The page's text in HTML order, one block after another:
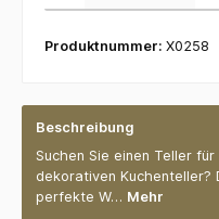
Produktnummer: X0258
Beschreibung
Suchen Sie einen Teller
dekorativen Kuchenteller?
perfekte W… Mehr